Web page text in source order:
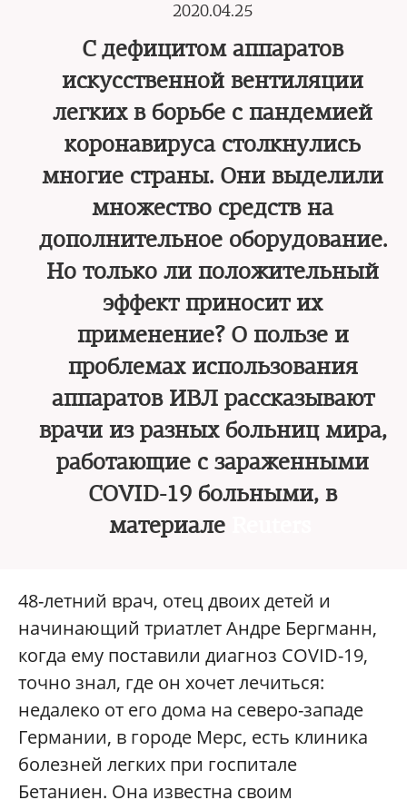
2020.04.25
С дефицитом аппаратов
искусственной вентиляции
легких в борьбе с пандемией
коронавируса столкнулись
многие страны. Они выделили
множество средств на
дополнительное оборудование.
Но только ли положительный
эффект приносит их
применение? О пользе и
проблемах использования
аппаратов ИВЛ рассказывают
врачи из разных больниц мира,
работающие с зараженными
COVID-19 больными, в
материале
48-летний врач, отец двоих детей и
начинающий триатлет Андре Бергманн,
когда ему поставили диагноз COVID-19,
точно знал, где он хочет лечиться:
недалеко от его дома на северо-западе
Германии, в городе Мерс, есть клиника
болезней легких при госпитале
Бетаниен. Она известна своим